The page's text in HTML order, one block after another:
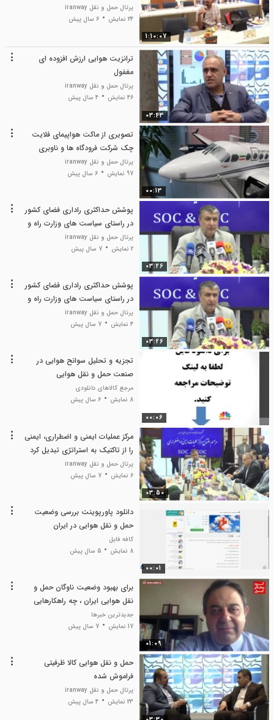
1:10:07
هوایی ایران
پرتال حمل و نقل iranway
24 نمایش
6 سال پیش
03:43
ترانزیت هوایی ارزش افزوده ای
مغفول
پرتال حمل و نقل iranway
46 نمایش
4 سال پیش
00:13
تصویری از ماکت هواپیمای فلایت
چک شرکت فرودگاه ها و ناوبری
هوایی ایران
پرتال حمل و نقل iranway
97 نمایش
6 سال پیش
03:26
پوشش حداکثری راداری فضای کشور
در راستای سیاست های وزارت راه و
شهرسازی است
پرتال حمل و نقل iranway
2 نمایش
7 سال پیش
03:26
پوشش حداکثری راداری فضای کشور
در راستای سیاست های وزارت راه و
شهرسازی است
پرتال حمل و نقل iranway
4 نمایش
7 سال پیش
00:06
تجزیه و تحلیل سوانح هوایی در
صنعت حمل و نقل هوایی
مرجع کالاهای دانلودی
8 نمایش
6 سال پیش
03:50
مرکز عملیات ایمنی و اضطراری، ایمنی
را از تاکتیک به استراتژی تبدیل کرد
پرتال حمل و نقل iranway
6 نمایش
7 سال پیش
00:01
دانلود پاورپوینت بررسی وضعیت
حمل و نقل هوایی در ایران
کافه فایل
8 نمایش
5 سال پیش
01:09
برای بهبود وضعیت ناوگان حمل و
نقل هوایی ایران ، چه راهکارهایی
وجود دارد ؟
جدیدترین خبرها
17 نمایش
7 سال پیش
حمل و نقل هوایی کالا ظرفیتی
فراموش شده
پرتال حمل و نقل iranway
23 نمایش
4 سال پیش